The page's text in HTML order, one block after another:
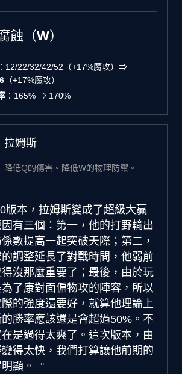
蝕（W）
：12/22/32/42/52（+17%魔攻）⇒
（+17%魔攻）
：165% ⇒ 170%
拉姆斯
降低Q的傷害。降低W的物理防禦。
版本，拉姆斯變成了超級大贏
有三個：第一，他的打野輸出
數提高一起突破天際；第二，
調整延長了對戰時間，他弱前
沒那麼重要了；最後，由於玩
了康對面偏物攻的陣容，所以
的強度還要好，就算他理論上
勝率應該還是會超過50%。不
是過得太爽了。這次版本，由
得太快，我們打算讓他前期的
顯。